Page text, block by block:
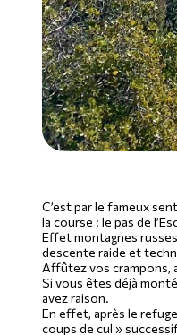
C’est par le fameux
la course : le pas de
Effet montagnes
descente raide et
Affûtez vos crampons,
Si vous êtes déjà
avez raison.
En effet, après le
coups de cul »